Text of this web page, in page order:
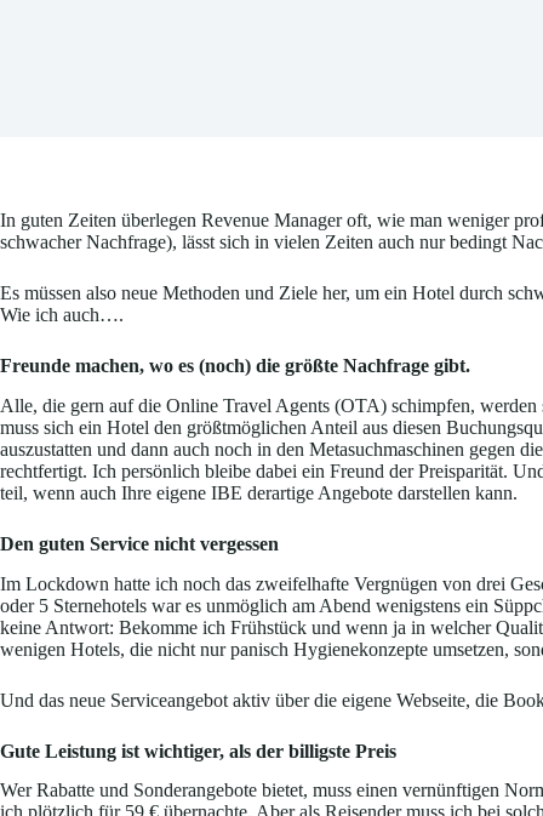
In guten Zeiten überlegen Revenue Manager oft, wie man weniger
schwacher Nachfrage), lässt sich in vielen Zeiten auch nur bedingt
Es müssen also neue Methoden und Ziele her, um ein Hotel durch
Wie ich auch….
Freunde machen, wo es (noch) die größte Nachfrage gibt.
Alle, die gern auf die Online Travel Agents (OTA) schimpfen,
muss sich ein Hotel den größtmöglichen Anteil aus diesen
auszustatten und dann auch noch in den Metasuchmaschinen gegen
rechtfertigt. Ich persönlich bleibe dabei ein Freund der Preisparität.
teil, wenn auch Ihre eigene IBE derartige Angebote darstellen kann.
Den guten Service nicht vergessen
Im Lockdown hatte ich noch das zweifelhafte Vergnügen von drei
oder 5 Sternehotels war es unmöglich am Abend wenigstens ein
keine Antwort: Bekomme ich Frühstück und wenn ja in welcher
wenigen Hotels, die nicht nur panisch Hygienekonzepte umsetzen,
Und das neue Serviceangebot aktiv über die eigene Webseite, die
Gute Leistung ist wichtiger, als der billigste Preis
Wer Rabatte und Sonderangebote bietet, muss einen vernünftigen